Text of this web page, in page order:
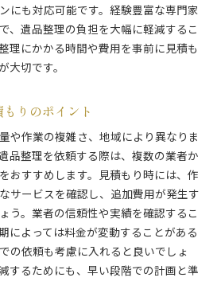
成功事例紹介
関係の築き方
に欠かせない要素
にも対応可能です。経験豊富な専門家
、遺品整理の負担を大幅に軽減するこ
理にかかる時間や費用を事前に見積も
大切です。
りのポイント
や作業の複雑さ、地域により異なりま
品整理を依頼する際は、複数の業者か
おすすめします。見積もり時には、作
サービスを確認し、追加費用が発生す
う。業者の信頼性や実績を確認するこ
によっては料金が変動することがある
の依頼も考慮に入れると良いでしょ
するためにも、早い段階での計画と準